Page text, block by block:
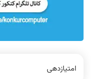
امتیازدهی